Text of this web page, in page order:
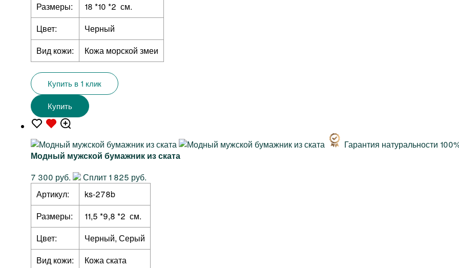
Размеры:
18 *10 *2 см.
Цвет:
Черный
Вид кожи:
Кожа морской змеи
Купить в 1 клик
Купить
Гарантия натуральности
Модный мужской бумажник из ската
7 300 руб.
Сплит 1 825 руб.
Артикул:
ks-278b
Размеры:
11,5 *9,8 *2 см.
Цвет:
Черный, Серый
Вид кожи:
Кожа ската